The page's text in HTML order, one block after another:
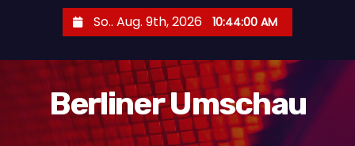
So.. Aug. 9th, 2026 10:44:01 AM
Berliner Umschau